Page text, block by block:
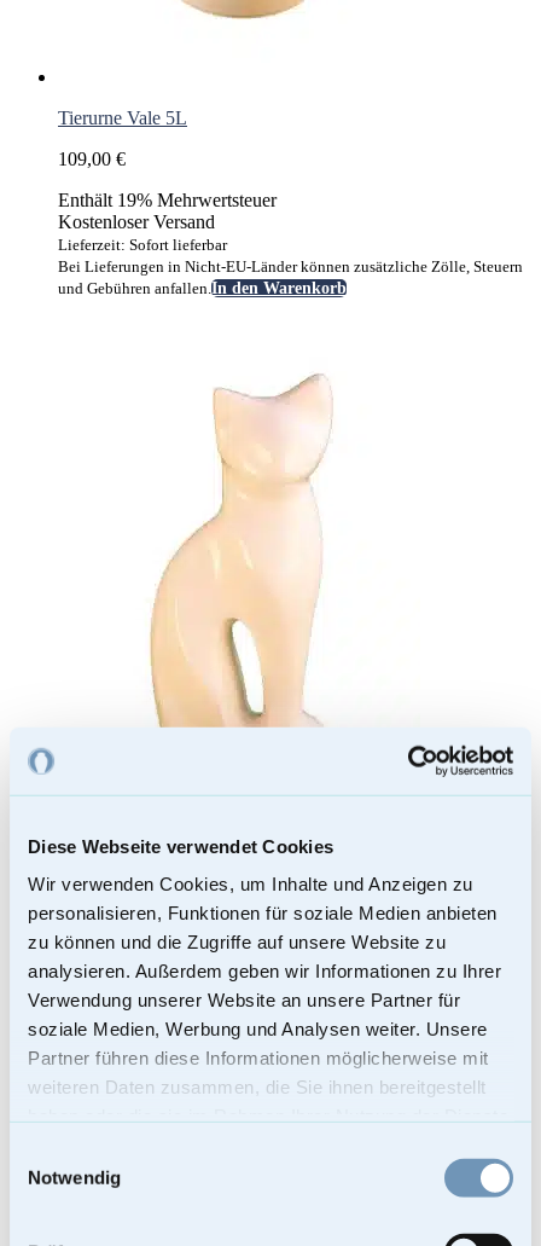
Diese Webseite verwendet Cookies
Wir verwenden Cookies, um Inhalte und Anzeigen zu
personalisieren, Funktionen für soziale Medien anbieten
zu können und die Zugriffe auf unsere Website zu
analysieren. Außerdem geben wir Informationen zu Ihrer
Verwendung unserer Website an unsere Partner für
soziale Medien, Werbung und Analysen weiter. Unsere
Partner führen diese Informationen möglicherweise mit
weiteren Daten zusammen, die Sie ihnen bereitgestellt
Notwendig
Tierurne Vale 5L
109,00 €
Enthält 19% Mehrwertsteuer
Kostenloser Versand
Lieferzeit: Sofort lieferbar
Bei Lieferungen in Nicht-EU-Länder können zusätzliche Zölle, Steuern
und Gebühren anfallen.In den Warenkorb
Weiße elegante Katzenurne sitzend
109,00 €
Enthält 19% Mehrwertsteuer
Kostenloser Versand
Lieferzeit: Sofort lieferbar
Bei Lieferungen in Nicht-EU-Länder können zusätzliche Zölle, Steuern
und Gebühren anfallen.In den Warenkorb